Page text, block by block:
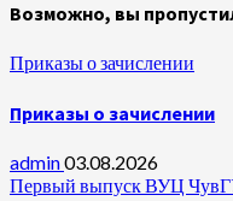
Возможно, вы
Приказы о зачислении
Приказы о зачислении
admin03.08.2026
Первый выпуск ВУЦ